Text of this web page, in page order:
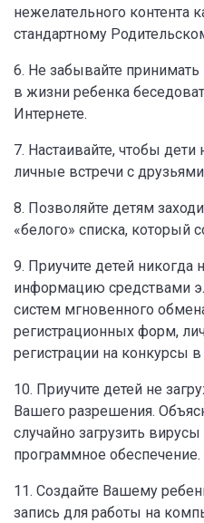
нежелательного контента
стандартному
6. Не забывайте принимать
в жизни ребенка
Интернете.
7. Настаивайте, чтобы
личные встречи с
8. Позволяйте детям
«белого» списка, который
9. Приучите детей
информацию средствами
систем мгновенного
регистрационных форм,
регистрации на конкурсы в
10. Приучите детей не
Вашего разрешения.
случайно загрузить
программное обеспечение.
11. Создайте Вашему
запись для работы на